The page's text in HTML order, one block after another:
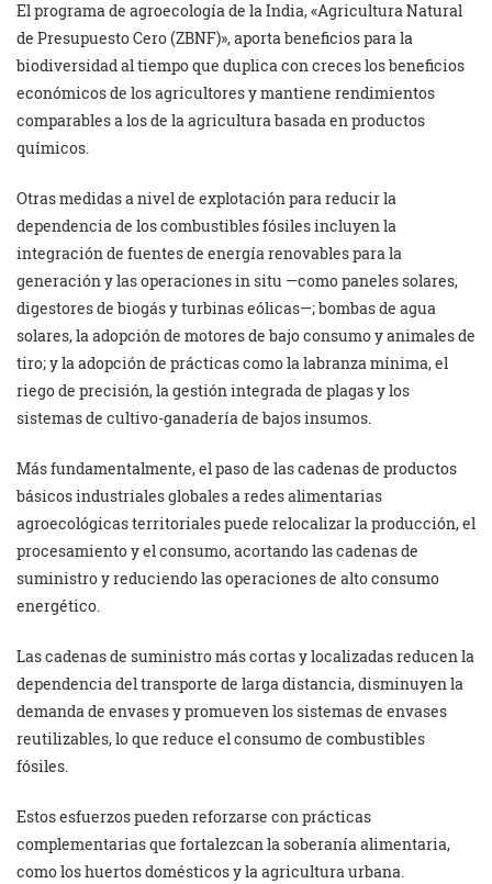
El programa de agroecología de la India, «Agricultura Natural
de Presupuesto Cero (ZBNF)», aporta beneficios para la
biodiversidad al tiempo que duplica con creces los beneficios
económicos de los agricultores y mantiene rendimientos
comparables a los de la agricultura basada en productos
químicos.
Otras medidas a nivel de explotación para reducir la
dependencia de los combustibles fósiles incluyen la
integración de fuentes de energía renovables para la
generación y las operaciones in situ —como paneles solares,
digestores de biogás y turbinas eólicas—; bombas de agua
solares, la adopción de motores de bajo consumo y animales de
tiro; y la adopción de prácticas como la labranza mínima, el
riego de precisión, la gestión integrada de plagas y los
sistemas de cultivo-ganadería de bajos insumos.
Más fundamentalmente, el paso de las cadenas de productos
básicos industriales globales a redes alimentarias
agroecológicas territoriales puede relocalizar la producción, el
procesamiento y el consumo, acortando las cadenas de
suministro y reduciendo las operaciones de alto consumo
energético.
Las cadenas de suministro más cortas y localizadas reducen la
dependencia del transporte de larga distancia, disminuyen la
demanda de envases y promueven los sistemas de envases
reutilizables, lo que reduce el consumo de combustibles
fósiles.
Estos esfuerzos pueden reforzarse con prácticas
complementarias que fortalezcan la soberanía alimentaria,
como los huertos domésticos y la agricultura urbana.